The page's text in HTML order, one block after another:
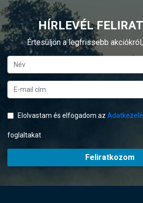
HÍRLEVÉL
Értesüljön a legfrissebb
Elolvastam és elfogadom az
foglaltakat
Feliratkozom